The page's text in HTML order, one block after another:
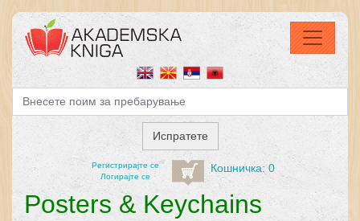
Регистрирајтe се
Логирајте се
Кошничка: 0
Posters & Keychains